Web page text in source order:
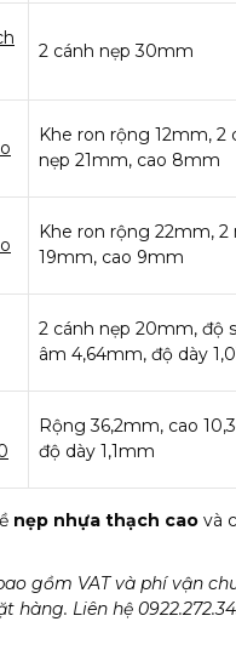
2 cánh nẹp 30mm
Khe ron rộng 12mm, 2
nẹp 21mm, cao 8mm
Khe ron rộng 22mm, 2
19mm, cao 9mm
2 cánh nẹp 20mm, độ
âm 4,64mm, độ dày
Rộng 36,2mm, cao
độ dày 1,1mm
nẹp nhựa thạch cao và
gồm VAT và phí vận
hàng. Liên hệ